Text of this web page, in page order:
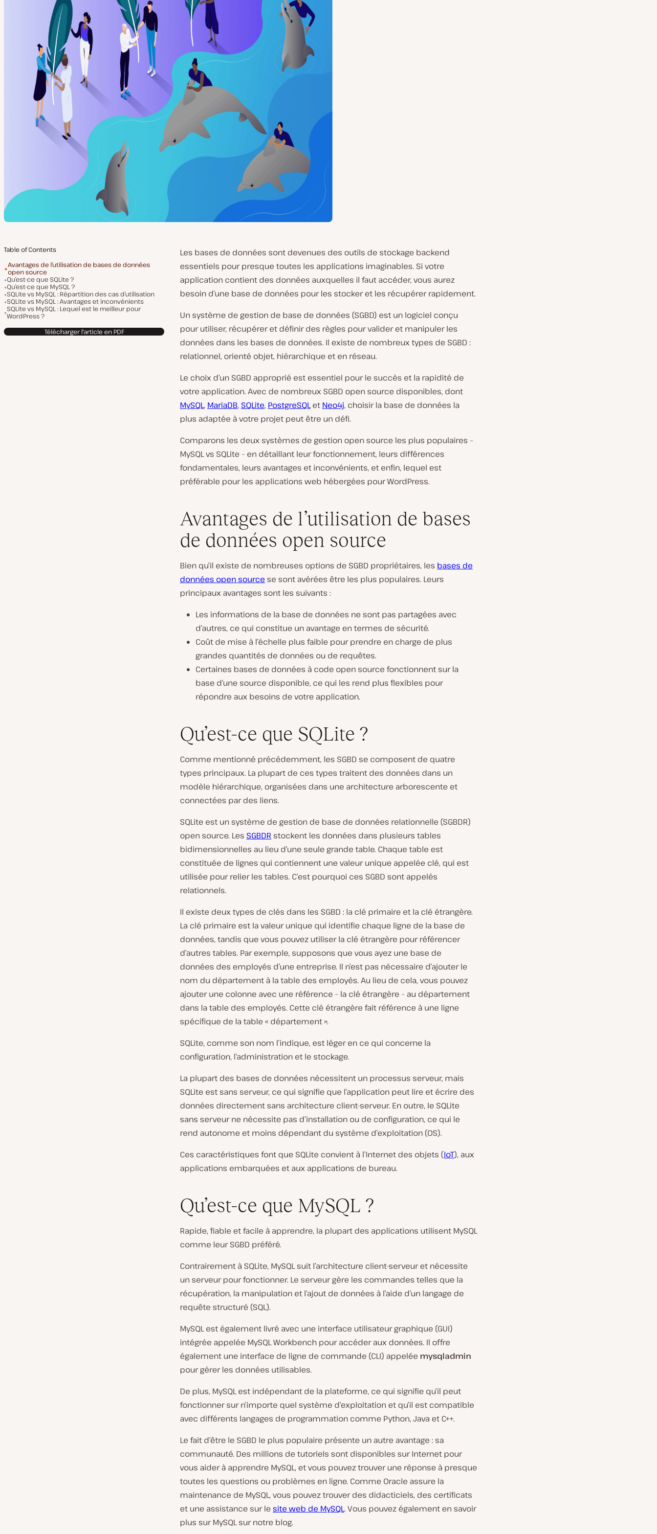
Table of Contents
Avantages de l’utilisation de bases de données
open source
Qu’est-ce que SQLite ?
Qu’est-ce que MySQL ?
SQLite vs MySQL : Répartition des cas d’utilisation
SQLite vs MySQL : Avantages et inconvénients
SQLite vs MySQL : Lequel est le meilleur pour
WordPress ?
Télécharger l'article en PDF
Les bases de données sont devenues des outils de stockage backend
essentiels pour presque toutes les applications imaginables. Si votre
application contient des données auxquelles il faut accéder, vous aurez
besoin d’une base de données pour les stocker et les récupérer rapidement.
Un système de gestion de base de données (SGBD) est un logiciel conçu
pour utiliser, récupérer et définir des règles pour valider et manipuler les
données dans les bases de données. Il existe de nombreux types de SGBD :
relationnel, orienté objet, hiérarchique et en réseau.
Le choix d’un SGBD approprié est essentiel pour le succès et la rapidité de
votre application. Avec de nombreux SGBD open source disponibles, dont
MySQL, MariaDB, SQLite, PostgreSQLet Neo4j, choisir la base de données la
plus adaptée à votre projet peut être un défi.
Comparons les deux systèmes de gestion open source les plus populaires –
MySQL vs SQLite – en détaillant leur fonctionnement, leurs différences
fondamentales, leurs avantages et inconvénients, et enfin, lequel est
préférable pour les applications web hébergées pour WordPress.
Avantages de l’utilisation de bases
de données open source
Bien qu’il existe de nombreuses options de SGBD propriétaires, les bases de
données open source se sont avérées être les plus populaires. Leurs
principaux avantages sont les suivants :
Les informations de la base de données ne sont pas partagées avec
d’autres, ce qui constitue un avantage en termes de sécurité.
Coût de mise à l’échelle plus faible pour prendre en charge de plus
grandes quantités de données ou de requêtes.
Certaines bases de données à code open source fonctionnent sur la
base d’une source disponible, ce qui les rend plus flexibles pour
répondre aux besoins de votre application.
Qu’est-ce que SQLite ?
Comme mentionné précédemment, les SGBD se composent de quatre
types principaux. La plupart de ces types traitent des données dans un
modèle hiérarchique, organisées dans une architecture arborescente et
connectées par des liens.
SQLite est un système de gestion de base de données relationnelle (SGBDR)
open source. Les SGBDR stockent les données dans plusieurs tables
bidimensionnelles au lieu d’une seule grande table. Chaque table est
constituée de lignes qui contiennent une valeur unique appelée clé, qui est
utilisée pour relier les tables. C’est pourquoi ces SGBD sont appelés
relationnels.
Il existe deux types de clés dans les SGBD : la clé primaire et la clé étrangère.
La clé primaire est la valeur unique qui identifie chaque ligne de la base de
données, tandis que vous pouvez utiliser la clé étrangère pour référencer
d’autres tables. Par exemple, supposons que vous ayez une base de
données des employés d’une entreprise. Il n’est pas nécessaire d’ajouter le
nom du département à la table des employés. Au lieu de cela, vous pouvez
ajouter une colonne avec une référence – la clé étrangère – au département
dans la table des employés. Cette clé étrangère fait référence à une ligne
spécifique de la table « département ».
SQLite, comme son nom l’indique, est léger en ce qui concerne la
configuration, l’administration et le stockage.
La plupart des bases de données nécessitent un processus serveur, mais
SQLite est sans serveur, ce qui signifie que l’application peut lire et écrire des
données directement sans architecture client-serveur. En outre, le SQLite
sans serveur ne nécessite pas d’installation ou de configuration, ce qui le
rend autonome et moins dépendant du système d’exploitation (OS).
Ces caractéristiques font que SQLite convient à l’Internet des objets (IoT), aux
applications embarquées et aux applications de bureau.
Qu’est-ce que MySQL ?
Rapide, fiable et facile à apprendre, la plupart des applications utilisent MySQL
comme leur SGBD préféré.
Contrairement à SQLite, MySQL suit l’architecture client-serveur et nécessite
un serveur pour fonctionner. Le serveur gère les commandes telles que la
récupération, la manipulation et l’ajout de données à l’aide d’un langage de
requête structuré (SQL).
MySQL est également livré avec une interface utilisateur graphique (GUI)
intégrée appelée MySQL Workbench pour accéder aux données. Il offre
également une interface de ligne de commande (CLI) appelée mysqladmin
pour gérer les données utilisables.
De plus, MySQL est indépendant de la plateforme, ce qui signifie qu’il peut
fonctionner sur n’importe quel système d’exploitation et qu’il est compatible
avec différents langages de programmation comme Python, Java et C++.
Le fait d’être le SGBD le plus populaire présente un autre avantage : sa
communauté. Des millions de tutoriels sont disponibles sur Internet pour
vous aider à apprendre MySQL, et vous pouvez trouver une réponse à presque
toutes les questions ou problèmes en ligne. Comme Oracle assure la
maintenance de MySQL, vous pouvez trouver des didacticiels, des certificats
et une assistance sur le site web de MySQL. Vous pouvez également en savoir
plus sur MySQL sur notre blog.